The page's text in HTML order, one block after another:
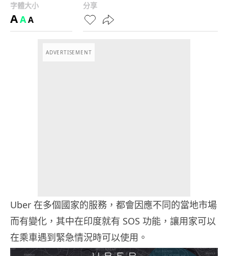
字體大小
AAA
分享
ADVERTISEMENT
Uber 在多個國家的服務，都會因應不同的當地市場
而有變化，其中在印度就有 SOS 功能，讓用家可以
在乘車遇到緊急情況時可以使用。